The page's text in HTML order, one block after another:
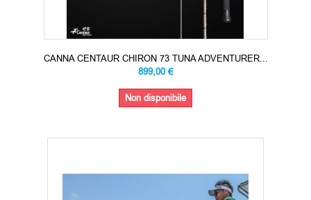
CANNA CENTAUR CHIRON 73 TUNA ADVENTURER...
899,00 €
Non disponibile